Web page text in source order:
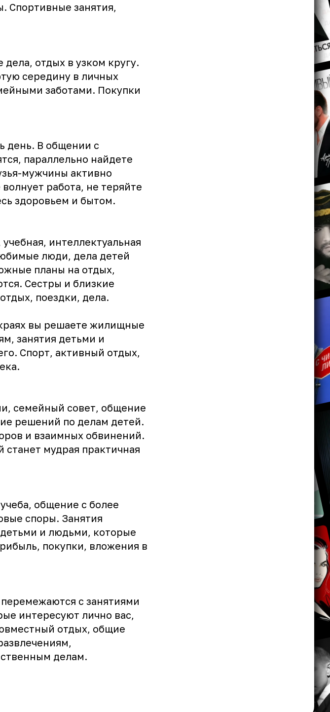
Спортивные занятия,
отдых в узком кругу.
середину в личных
заботами. Покупки
день. В общении с
параллельно найдете
мужчины активно
работа, не теряйте
здоровьем и бытом.
интеллектуальная
люди, дела детей
планы на отдых,
Сестры и близкие
поездки, дела.
вы решаете жилищные
занятия детьми и
Спорт, активный отдых,
семейный совет, общение
решений по делам детей.
и взаимных обвинений.
станет мудрая практичная
общение с более
споры. Занятия
и людьми, которые
покупки, вложения в
с занятиями
интересуют лично вас,
отдых, общие
делам.